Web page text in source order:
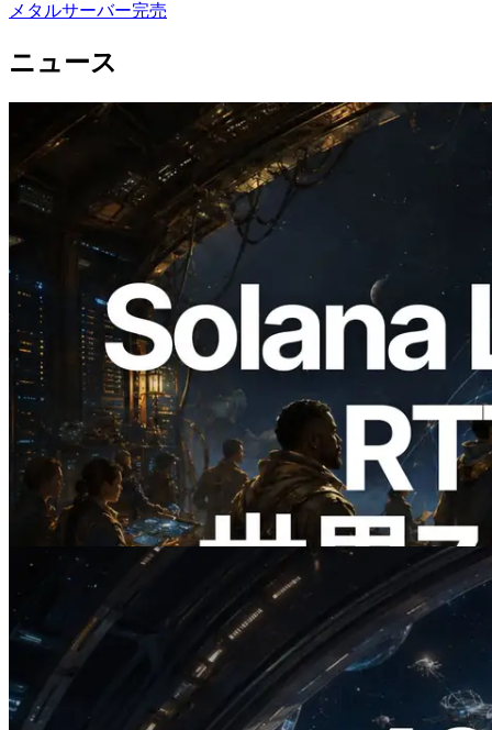
メタルサーバー完売
ニュース
2026.08.05
ERPC、Solana Leader Slot APIを世界7
リージョンのping計測に拡張—
Validators Information APIも公開
この記事を読む